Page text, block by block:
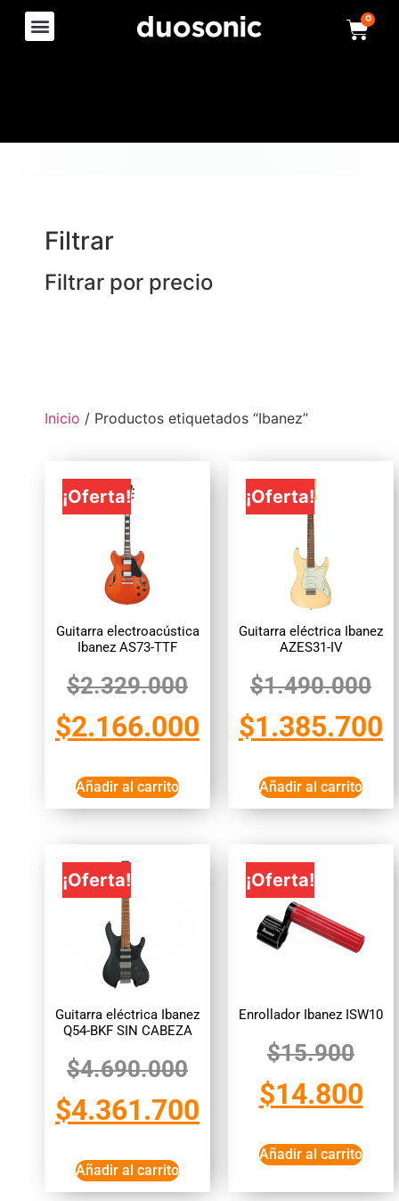
0
Filtrar
Filtrar por precio
Inicio / Productos etiquetados “Ibanez”
¡Oferta!
Guitarra electroacústica
Ibanez AS73-TTF
$2.329.000
$2.166.000
Añadir al carrito
¡Oferta!
Guitarra eléctrica Ibanez
AZES31-IV
$1.490.000
$1.385.700
Añadir al carrito
¡Oferta!
Guitarra eléctrica Ibanez
Q54-BKF SIN CABEZA
$4.690.000
$4.361.700
Añadir al carrito
¡Oferta!
Enrollador Ibanez ISW10
$15.900
$14.800
Añadir al carrito